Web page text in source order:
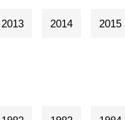
2013 2014 2015